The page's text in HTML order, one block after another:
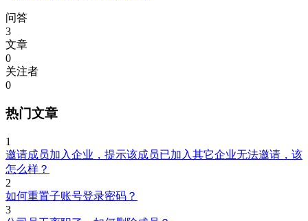
问答
3
文章
0
关注者
0
热门文章
1
邀请成员加入企业，提示该成员已加入其它企业无法邀请，该
怎么样？
2
如何重置子账号登录密码？
3